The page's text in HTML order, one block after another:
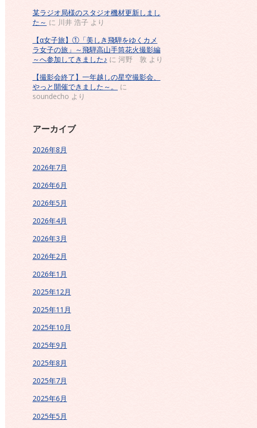
某ラジオ局様のスタジオ機材更新しまし
た～ に 川井 浩子 より
【α女子旅】①「美しき飛騨をゆくカメ
ラ女子の旅」～飛騨高山手筒花火撮影編
～へ参加してきました♪ に 河野 敦 より
【撮影会終了】一年越しの星空撮影会、
やっと開催できました～。
に
soundecho より
アーカイブ
2026年8月
2026年7月
2026年6月
2026年5月
2026年4月
2026年3月
2026年2月
2026年1月
2025年12月
2025年11月
2025年10月
2025年9月
2025年8月
2025年7月
2025年6月
2025年5月